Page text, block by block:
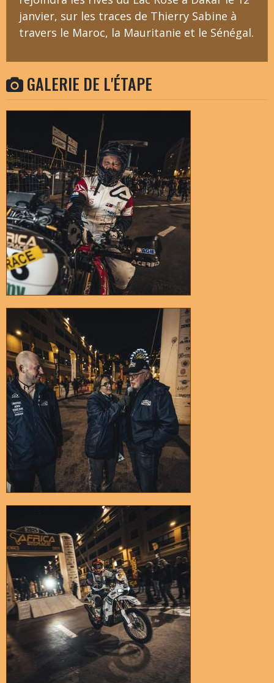
janvier, sur les traces de Thierry Sabine à
travers le Maroc, la Mauritanie et le Sénégal.
GALERIE DE L'ÉTAPE